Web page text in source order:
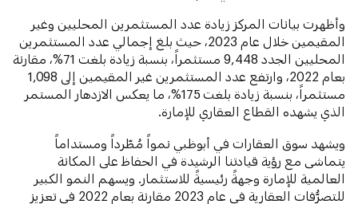
وأظهرت بيانات المركز زيادة عدد المستثمرين المحليين وغير
المقيمين خلال عام 2023، حيث بلغ إجمالي عدد المستثمرين
المحليين الجدد 9,448 مستثمراً، بنسبة زيادة بلغت 71%، مقارنة
بعام 2022، وارتفع عدد المستثمرين غير المقيمين إلى 1,098
مستثمراً، بنسبة زيادة بلغت 175%، ما يعكس الازدهار المستمر
الذي يشهده القطاع العقاري للإمارة.
ويشهد سوق العقارات في أبوظبي نمواً مُطّرداً ومستداماً
يتماشى مع رؤية قيادتنا الرشيدة في الحفاظ على المكانة
العالمية للإمارة وجهةً رئيسيةً للاستثمار. ويسهم النمو الكبير
للتصرُّفات العقارية في عام 2023 مقارنة بعام 2022 في تعزيز